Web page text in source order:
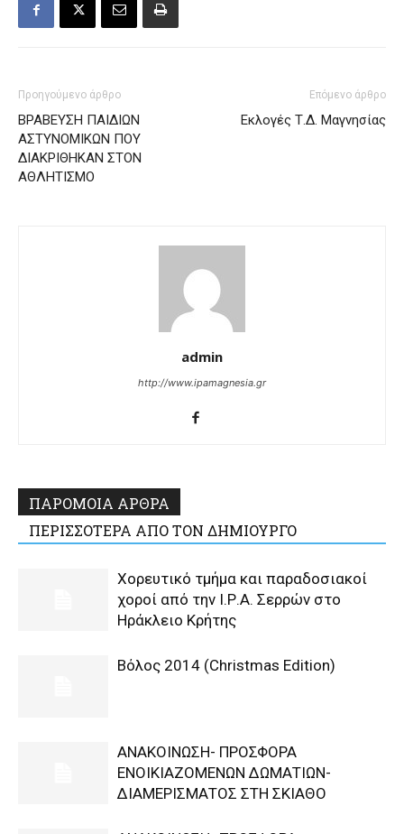
Προηγούμενο άρθρο
ΒΡΑΒΕΥΣΗ ΠΑΙΔΙΩΝ
ΑΣΤΥΝΟΜΙΚΩΝ ΠΟΥ
ΔΙΑΚΡΙΘΗΚΑΝ ΣΤΟΝ
ΑΘΛΗΤΙΣΜΟ
Επόμενο άρθρο
Εκλογές Τ.Δ. Μαγνησίας
admin
http://www.ipamagnesia.gr
ΠΑΡΟΜΟΙΑ ΑΡΘΡΑ
ΠΕΡΙΣΣΟΤΕΡΑ ΑΠΟ ΤΟΝ ΔΗΜΙΟΥΡΓΟ
Χορευτικό τμήμα και παραδοσιακοί
χοροί από την Ι.Ρ.Α. Σερρών στο
Ηράκλειο Κρήτης
Βόλος 2014 (Christmas Edition)
ΑΝΑΚΟΙΝΩΣΗ- ΠΡΟΣΦΟΡΑ
ΕΝΟΙΚΙΑΖΟΜΕΝΩΝ ΔΩΜΑΤΙΩΝ-
ΔΙΑΜΕΡΙΣΜΑΤΟΣ ΣΤΗ ΣΚΙΑΘΟ